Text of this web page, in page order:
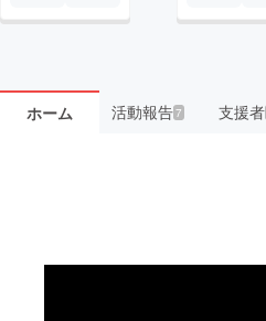
ホーム 活動報告7 支援者